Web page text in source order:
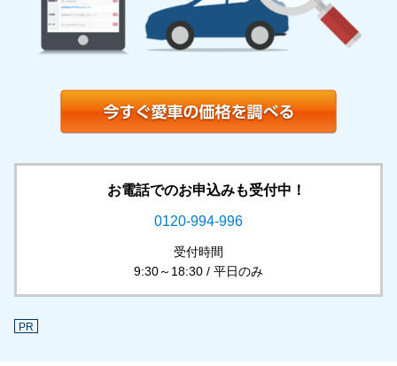
お電話でのお申込みも受付中！
0120-994-996
受付時間
9:30～18:30 / 平日のみ
PR